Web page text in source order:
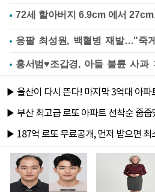
응팔 최성원, 백혈병 재발…"죽
홍서범♥조갑경, 아들 불륜 사과